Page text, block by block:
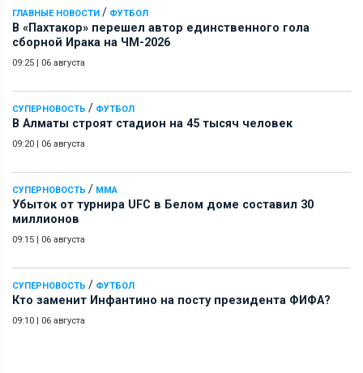
ГЛАВНЫЕ НОВОСТИ / ФУТБОЛ
В «Пахтакор» перешел автор единственного гола
сборной Ирака на ЧМ-2026
09:25 | 06 августа
СУПЕРНОВОСТЬ / ФУТБОЛ
В Алматы строят стадион на 45 тысяч человек
09:20 | 06 августа
СУПЕРНОВОСТЬ / ММА
Убыток от турнира UFC в Белом доме составил 30
миллионов
09:15 | 06 августа
СУПЕРНОВОСТЬ / ФУТБОЛ
Кто заменит Инфантино на посту президента ФИФА?
09:10 | 06 августа